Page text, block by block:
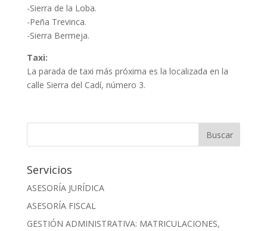
-Sierra de la Loba.
-Peña Trevinca.
-Sierra Bermeja.
Taxi:
La parada de taxi más próxima es la localizada en la
calle Sierra del Cadí, número 3.
Servicios
ASESORÍA JURÍDICA
ASESORÍA FISCAL
GESTIÓN ADMINISTRATIVA: MATRICULACIONES,